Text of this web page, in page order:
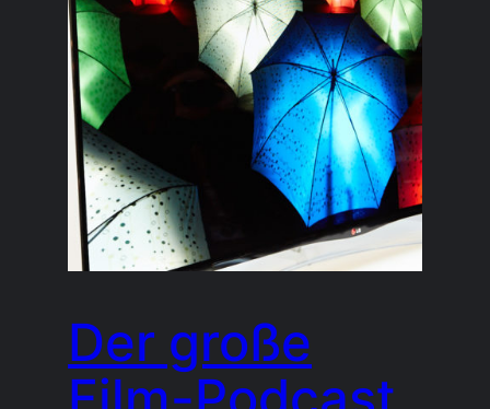
Der große